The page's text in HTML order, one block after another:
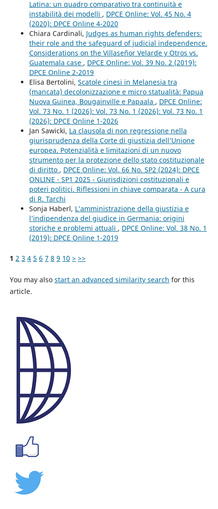
Latina: un quadro comparativo tra continuità e
instabilità dei modelli , DPCE Online: Vol. 45 No. 4
(2020): DPCE Online 4-2020
Chiara Cardinali, Judges as human rights defenders:
their role and the safeguard of judicial independence.
Considerations on the Villaseñor Velarde y Otros vs.
Guatemala case , DPCE Online: Vol. 39 No. 2 (2019):
DPCE Online 2-2019
Elisa Bertolini, Scatole cinesi in Melanesia tra
(mancata) decolonizzazione e micro statualità: Papua
Nuova Guinea, Bougainville e Papaala , DPCE Online:
Vol. 73 No. 1 (2026): Vol. 73 No. 1 (2026): Vol. 73 No. 1
(2026): DPCE Online 1-2026
Jan Sawicki, La clausola di non regressione nella
giurisprudenza della Corte di giustizia dell’Unione
europea. Potenzialità e limitazioni di un nuovo
strumento per la protezione dello stato costituzionale
di diritto , DPCE Online: Vol. 66 No. SP2 (2024): DPCE
ONLINE - SP1 2025 - Giurisdizioni costituzionali e
poteri politici. Riflessioni in chiave comparata - A cura
di R. Tarchi
Sonja Haberl, L’amministrazione della giustizia e
l’indipendenza del giudice in Germania: origini
storiche e problemi attuali , DPCE Online: Vol. 38 No. 1
(2019): DPCE Online 1-2019
1 2 3 4 5 6 7 8 9 10 > >>
You may also start an advanced similarity search for this
article.